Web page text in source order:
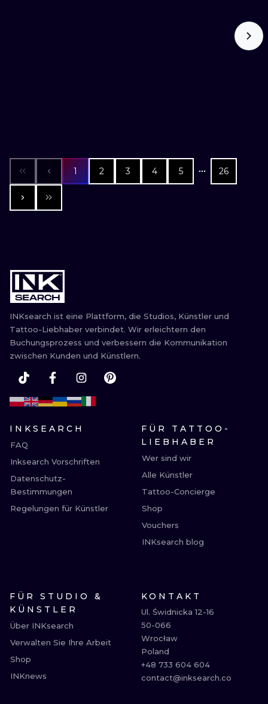
1 2 3 4 5 26
INKsearch ist eine Plattform, die Studios, Künstler und
Tattoo-Liebhaber verbindet. Wir erleichtern den
Buchungsprozess und verbessern die Kommunikation
zwischen Kunden und Künstlern.
INKSEARCH
FAQ
Inksearch Vorschriften
Datenschutz-
Bestimmungen
Regelungen für Künstler
FÜR TATTOO-
LIEBHABER
Wer sind wir
Alle Künstler
Tattoo-Concierge
Shop
Vouchers
INKsearch blog
FÜR STUDIO &
KÜNSTLER
Über INKsearch
Verwalten Sie Ihre Arbeit
Shop
INKnews
KONTAKT
Ul. Świdnicka 12-16
50-066
Wrocław
Poland
+48 733 604 604
contact@inksearch.co